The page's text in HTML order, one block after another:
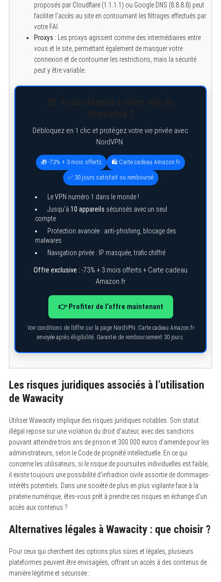
proposés par Cloudflare (1.1.1.1) ou Google DNS (8.8.8.8) peut
faciliter l’accès au site en contournant les filtrages effectués par
votre FAI.
Proxys : Les proxys agissent comme des intermédiaires entre
vous et le site, permettant également de masquer votre
connexion et de contourner les restrictions, mais la sécurité
peut y être variable.
Débloquez en 1 clic et protégez votre vie privée avec
NordVPN.
🎁 -73% + 3 mois offerts 🛍️ Carte cadeau Amazon.fr
✅ 30 jours satisfait ou remboursé
Le VPN numéro 1 dans le monde !
Jusqu’à 10 appareils sécurisés avec un seul
compte
Protection avancée : anti-phishing, blocage des
malwares
Navigation privée : IP masquée, trafic chiffré
Offre exclusive : -73% + 3 mois offerts + Carte cadeau
Amazon.fr
👉 Profiter de l’offre maintenant
Voir conditions de l’offre sur la page NordVPN. Carte cadeau Amazon.fr
envoyée après éligibilité. Garantie de remboursement 30 jours.
Les risques juridiques associés à l’utilisation
de Wawacity
Utiliser Wawacity implique des risques juridiques notables. Son statut
illégal repose sur une violation du droit d’auteur, avec des sanctions
pouvant atteindre trois ans de prison et 300 000 euros d’amende pour les
administrateurs, selon le Code de propriété intellectuelle. En ce qui
concerne les utilisateurs, si le risque de poursuites individuelles est faible,
il existe toujours une possibilité d’infraction civile assortie de dommages-
intérêts potentiels. Dans une société de plus en plus vigilante face à la
piraterie numérique, êtes-vous prêt à prendre ces risques en échange d’un
accès aux contenus ?
Alternatives légales à Wawacity : que choisir ?
Pour ceux qui cherchent des options plus sûres et légales, plusieurs
plateformes peuvent être envisagées, offrant un accès à des contenus de
manière légitime et sécurisée :
e
o
r
: